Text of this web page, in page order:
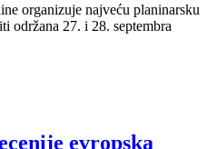
organizuje najveću planinarsku
održana 27. i 28. septembra
evropska